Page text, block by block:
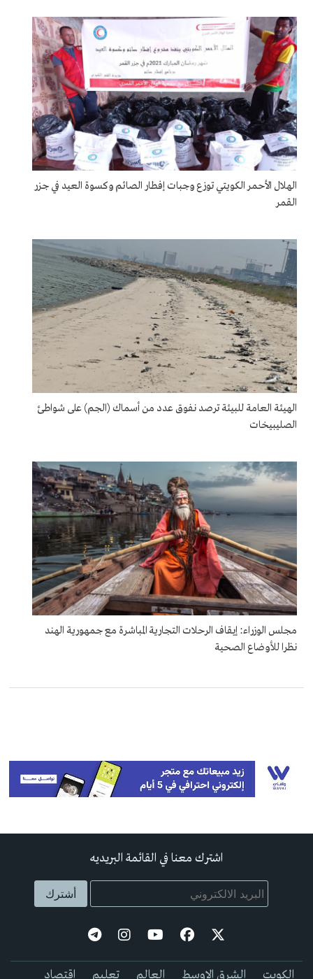
الهلال الأحمر الكويتي توزع وجبات إفطار الصائم وكسوة العيد في جزر
القمر
الهيئة العامة للبيئة ترصد نفوق عدد من أسماك (الجم) على شواطئ
الصليبيخات
مجلس الوزراء: إيقاف الرحلات التجارية المباشرة مع جمهورية الهند
نظرا للأوضاع الصحية
اشترك معنا في القائمة البريديه
الكويت الشرق الاوسط العالم تعليم اقتصاد